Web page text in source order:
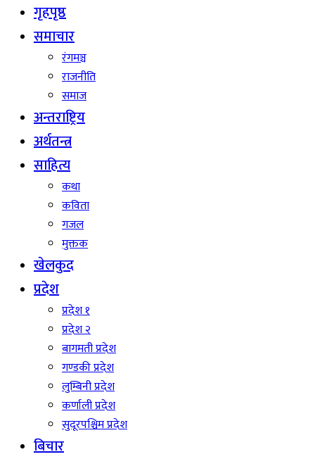
गृहपृष्ठ
समाचार
रंगमञ्च
राजनीति
समाज
अन्तराष्ट्रिय
अर्थतन्त्र
साहित्य
कथा
कविता
गजल
मुक्तक
खेलकुद
प्रदेश
प्रदेश १
प्रदेश २
बागमती प्रदेश
गण्डकी प्रदेश
लुम्बिनी प्रदेश
कर्णाली प्रदेश
सुदूरपश्चिम प्रदेश
बिचार